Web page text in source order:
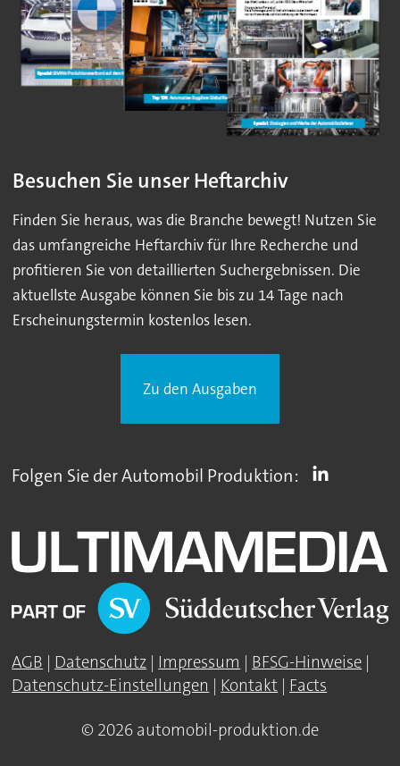
Besuchen Sie unser Heftarchiv
Finden Sie heraus, was die Branche bewegt! Nutzen Sie
das umfangreiche Heftarchiv für Ihre Recherche und
profitieren Sie von detaillierten Suchergebnissen. Die
aktuellste Ausgabe können Sie bis zu 14 Tage nach
Erscheinungstermin kostenlos lesen.
Zu den Ausgaben
Folgen Sie der Automobil Produktion:
AGB Datenschutz Impressum BFSG-Hinweise
Datenschutz-Einstellungen
Kontakt Facts
© 2026 automobil-produktion.de